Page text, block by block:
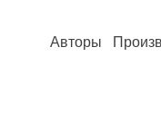
Авторы